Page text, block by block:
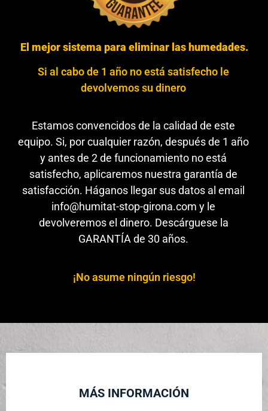
El mejor sistema para eliminar las humedades.
Si al cabo de 1 año no está satisfecho le
devolvemos su dinero
Estamos convencidos de la calidad de este
equipo. Si, por cualquier razón, después de 1 año
y antes de 2 de funcionamiento no está
satisfecho, aplicaremos nuestra garantía de
satisfacción. Háganos llegar sus datos al email
info@humitat-stop-girona.com y le
devolveremos el dinero. Descárguese la
GARANTÍA de 30 años.
¡No asume ningún riesgo!
MÁS INFORMACIÓN